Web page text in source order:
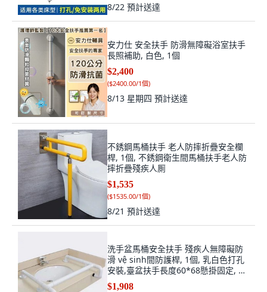
8/22 預計送達
安力仕 安全扶手 防滑無障礙浴室扶手
長照補助, 白色, 1個
$2,400
($2400.00/1個)
8/13 星期四 預計送達
不銹鋼馬桶扶手 老人防摔折疊安全欄
桿, 1個, 不銹鋼衛生間馬桶扶手老人防
摔折疊殘疾人厠
$1,535
($1535.00/1個)
8/21 預計送達
洗手盆馬桶安全扶手 殘疾人無障礙防
滑 vệ sinh間防護桿, 1個, 乳白色打孔
安裝,臺盆扶手長度60*68懸掛固定, 乳
白色, 臺盆扶手
$1,908